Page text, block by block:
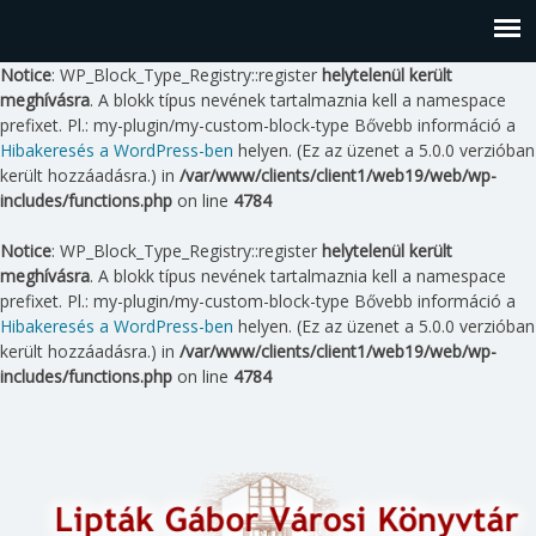
Notice: WP_Block_Type_Registry::register helytelenül került
meghívásra. A blokk típus nevének tartalmaznia kell a namespace
prefixet. Pl.: my-plugin/my-custom-block-type Bővebb információ a
Hibakeresés a WordPress-ben helyen. (Ez az üzenet a 5.0.0 verzióban
került hozzáadásra.) in /var/www/clients/client1/web19/web/wp-
includes/functions.php on line 4784
Notice: WP_Block_Type_Registry::register helytelenül került
meghívásra. A blokk típus nevének tartalmaznia kell a namespace
prefixet. Pl.: my-plugin/my-custom-block-type Bővebb információ a
Hibakeresés a WordPress-ben helyen. (Ez az üzenet a 5.0.0 verzióban
került hozzáadásra.) in /var/www/clients/client1/web19/web/wp-
includes/functions.php on line 4784